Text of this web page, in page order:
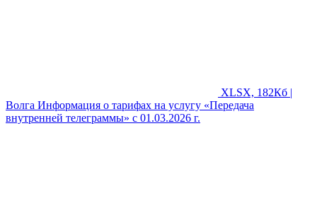
XLSX, 182Кб |
Волга Информация о тарифах на услугу «Передача
внутренней телеграммы» с 01.03.2026 г.